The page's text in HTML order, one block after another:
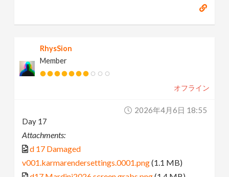
RhysSion
Member
オフライン
2026年4月6日 18:55
Day 17
Attachments:
d 17 Damaged
v001.karmarendersettings.0001.png(1.1 MB)